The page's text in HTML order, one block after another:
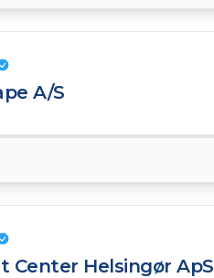
A/S
Center Helsingør ApS